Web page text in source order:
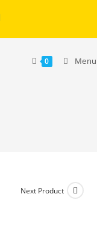
0 Menu
Next Product